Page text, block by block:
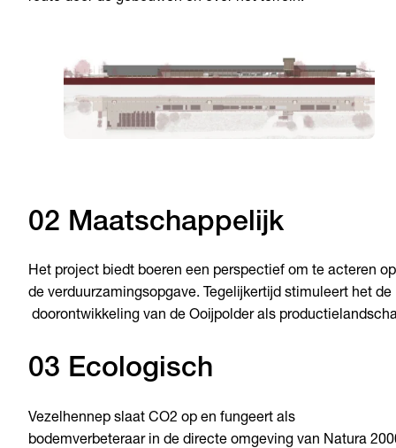
02 Maatschappelijk
Het project biedt boeren een perspectief om te acteren op
de verduurzamingsopgave. Tegelijkertijd stimuleert het de
doorontwikkeling van de Ooijpolder als
03 Ecologisch
Vezelhennep slaat CO2 op en fungeert als
bodemverbeteraar in de directe omgeving van Natura